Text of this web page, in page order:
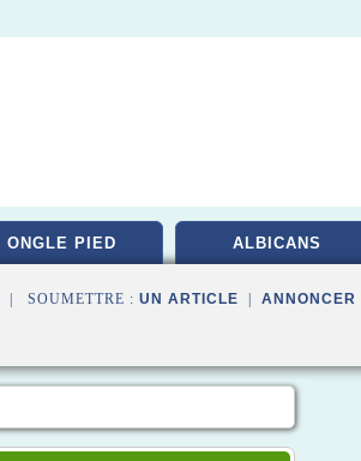
ONGLE PIED ALBICANS
| SOUMETTRE : UN ARTICLE ANNONCER